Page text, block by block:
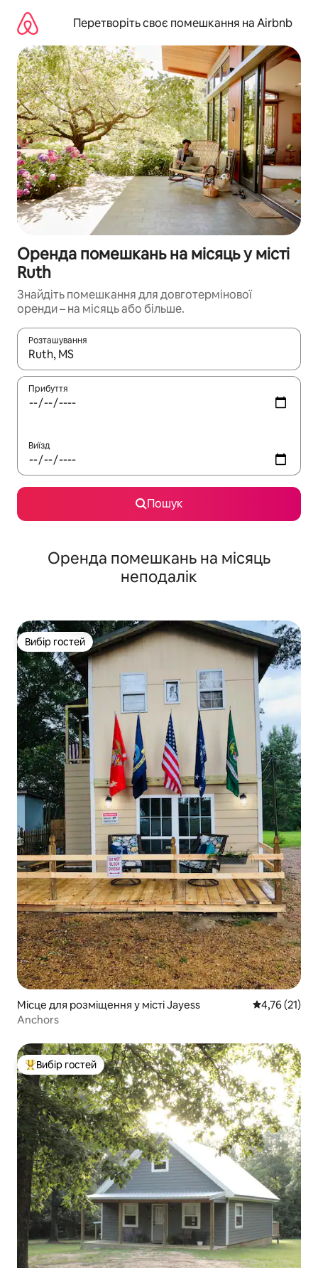
вмісту
Перетворіть своє помешкання на Airbnb
Оренда помешкань на місяць у місті
Ruth
Знайдіть помешкання для довготермінової
оренди – на місяць або більше.
Розташування
Отримавши результати пошуку, використовуйте для
Прибуття
Виїзд
Пошук
Оренда помешкань на місяць
неподалік
Вибір гостей
Вибір гостей
Місце для розміщення у місті Jayess Середня
4,76 (21)
Anchors
Топ вибір гостей
Вибір гостей